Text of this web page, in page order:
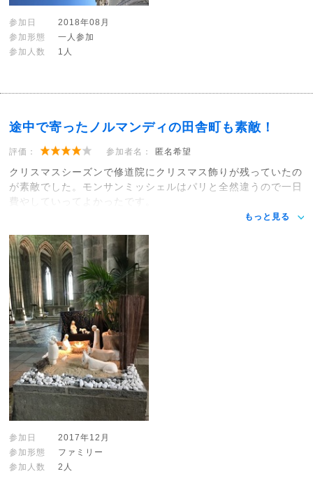
参加日
2018年08月
参加形態
一人参加
参加人数
1人
途中で寄ったノルマンディの田舎町も素敵！
評価： 参加者名： 匿名希望
クリスマスシーズンで修道院にクリスマス飾りが残っていたの
が素敵でした。モンサンミッシェルはパリと全然違うので一日
費やしていってよかったです。
もっと見る
参加日
2017年12月
参加形態
ファミリー
参加人数
2人